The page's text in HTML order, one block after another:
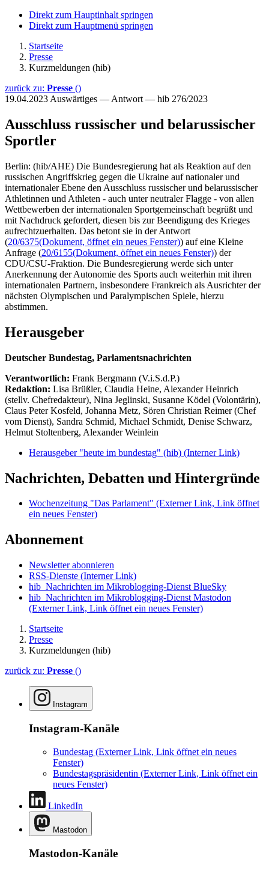
Direkt zum Hauptinhalt springen
Direkt zum Hauptmenü springen
Startseite
Presse
Kurzmeldungen (hib)
zurück zu: Presse ()
19.04.2023 Auswärtiges — Antwort — hib 276/2023
Ausschluss russischer und belarussischer
Sportler
Berlin: (hib/AHE) Die Bundesregierung hat als Reaktion auf den
russischen Angriffskrieg gegen die Ukraine auf nationaler und
internationaler Ebene den Ausschluss russischer und belarussischer
Athletinnen und Athleten - auch unter neutraler Flagge - von allen
Wettbewerben der internationalen Sportgemeinschaft begrüßt und
mit Nachdruck gefordert, diesen bis zur Beendigung des Krieges
aufrechtzuerhalten. Das betont sie in der Antwort
(20/6375(Dokument, öffnet ein neues Fenster)) auf eine Kleine
Anfrage (20/6155(Dokument, öffnet ein neues Fenster)) der
CDU/CSU-Fraktion. Die Bundesregierung werde sich unter
Anerkennung der Autonomie des Sports auch weiterhin mit ihren
internationalen Partnern, insbesondere Frankreich als Ausrichter der
nächsten Olympischen und Paralympischen Spiele, hierzu
abstimmen.
Herausgeber
Deutscher Bundestag, Parlamentsnachrichten
Verantwortlich: Frank Bergmann (V.i.S.d.P.)
Redaktion: Lisa Brüßler, Claudia Heine, Alexander Heinrich
(stellv. Chefredakteur), Nina Jeglinski, Susanne Ködel (Volontärin),
Claus Peter Kosfeld, Johanna Metz, Sören Christian Reimer (Chef
vom Dienst), Sandra Schmid, Michael Schmidt, Denise Schwarz,
Helmut Stoltenberg, Alexander Weinlein
Herausgeber "heute im bundestag" (hib) (Interner Link)
Nachrichten, Debatten und Hintergründe
Wochenzeitung "Das Parlament" (Externer Link, Link öffnet
ein neues Fenster)
Abonnement
Newsletter abonnieren
RSS-Dienste (Interner Link)
hib_Nachrichten im Mikroblogging-Dienst BlueSky
hib_Nachrichten im Mikroblogging-Dienst Mastodon
(Externer Link, Link öffnet ein neues Fenster)
Startseite
Presse
Kurzmeldungen (hib)
zurück zu: Presse ()
Instagram
Instagram-Kanäle
Bundestag (Externer Link, Link öffnet ein neues
Fenster)
Bundestagspräsidentin (Externer Link, Link öffnet ein
neues Fenster)
LinkedIn
Mastodon
Mastodon-Kanäle